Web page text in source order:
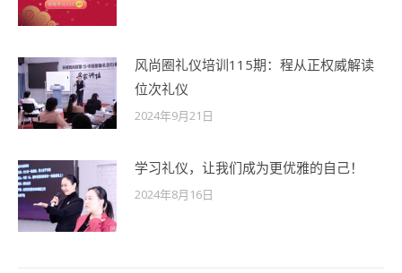
风尚圈礼仪培训115期：程从正权威解读
位次礼仪
2024年9月21日
学习礼仪，让我们成为更优雅的自己！
2024年8月16日